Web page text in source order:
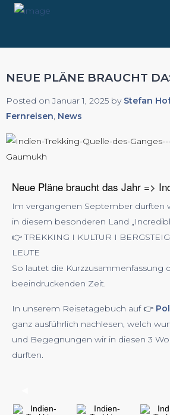
NEUE PLÄNE BRAUCHT
Posted on Januar 1, 2025 by Stefan
Fernreisen, News
Neue Pläne braucht das Jahr =>
Im vergangenen September durften
in diesem besonderen Land
👉 TREKKING I KULTUR I
LEUTE
So lautet die Kurzzusammenfassung
beeindruckenden Zeit.
In unserem Reisetagebuch auf 👉
ganz ausführlich nachlesen, welch
und Begegnungen wir in diesen 3
durften.
Slide